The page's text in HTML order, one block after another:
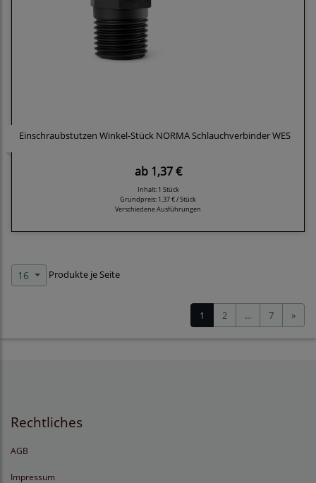
Einschraubstutzen Winkel-Stück NORMA Schlauchverbinder WES
ab1,37 €
Inhalt: 1 Stück
Grundpreis: 1,37 € / Stück
Verschiedene Ausführungen
16 Produkte je Seite
1 2 ... 7 »
Rechtliches
AGB
Impressum